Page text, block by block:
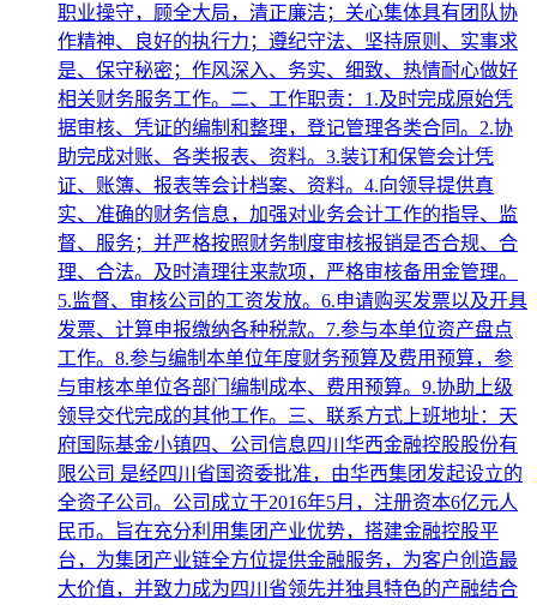
职业操守，顾全大局，清正廉洁；关心集体具有团队协
作精神、良好的执行力；遵纪守法、坚持原则、实事求
是、保守秘密；作风深入、务实、细致、热情耐心做好
相关财务服务工作。二、工作职责：1.及时完成原始凭
据审核、凭证的编制和整理，登记管理各类合同。2.协
助完成对账、各类报表、资料。3.装订和保管会计凭
证、账簿、报表等会计档案、资料。4.向领导提供真
实、准确的财务信息，加强对业务会计工作的指导、监
督、服务；并严格按照财务制度审核报销是否合规、合
理、合法。及时清理往来款项，严格审核备用金管理。
5.监督、审核公司的工资发放。6.申请购买发票以及开具
发票、计算申报缴纳各种税款。7.参与本单位资产盘点
工作。8.参与编制本单位年度财务预算及费用预算，参
与审核本单位各部门编制成本、费用预算。9.协助上级
领导交代完成的其他工作。三、联系方式上班地址：天
府国际基金小镇四、公司信息四川华西金融控股股份有
限公司 是经四川省国资委批准，由华西集团发起设立的
全资子公司。公司成立于2016年5月，注册资本6亿元人
民币。旨在充分利用集团产业优势，搭建金融控股平
台，为集团产业链全方位提供金融服务，为客户创造最
大价值，并致力成为四川省领先并独具特色的产融结合